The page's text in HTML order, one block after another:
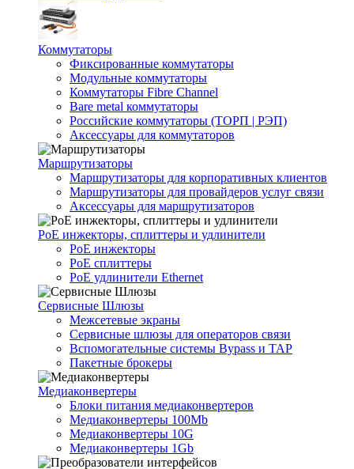
Коммутаторы
Фиксированные коммутаторы
Модульные коммутаторы
Коммутаторы Fibre Channel
Bare metal коммутаторы
Российские коммутаторы (ТОРП | РЭП)
Аксессуары для коммутаторов
Маршрутизаторы
Маршрутизаторы для корпоративных клиентов
Маршрутизаторы для провайдеров услуг связи
Аксессуары для маршрутизаторов
PoE инжекторы, сплиттеры и удлинители
PoE инжекторы
PoE сплиттеры
PoE удлинители Ethernet
Сервисные Шлюзы
Межсетевые экраны
Сервисные шлюзы для операторов связи
Вспомогательные системы Bypass и TAP
Пакетные брокеры
Медиаконвертеры
Блоки питания медиаконвертеров
Медиаконвертеры 100Mb
Медиаконвертеры 10G
Медиаконвертеры 1Gb